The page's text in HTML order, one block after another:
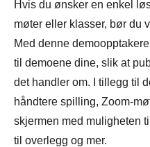
Hvis du ønsker en enkel
møter eller klasser, bør du
Med denne
til demoene dine, slik at
det handler om. I tillegg til
håndtere spilling, Zoom-
skjermen med muligheten
til overlegg og mer.